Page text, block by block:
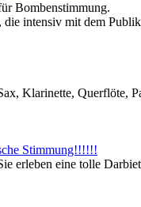
Bombenstimmung.
intensiv mit dem
Klarinette, Querflöte,
Stimmung!!!!!!
erleben eine tolle